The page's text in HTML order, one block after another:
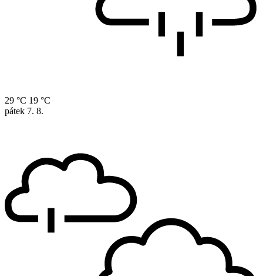
29 °C 19 °C
pátek 7. 8.